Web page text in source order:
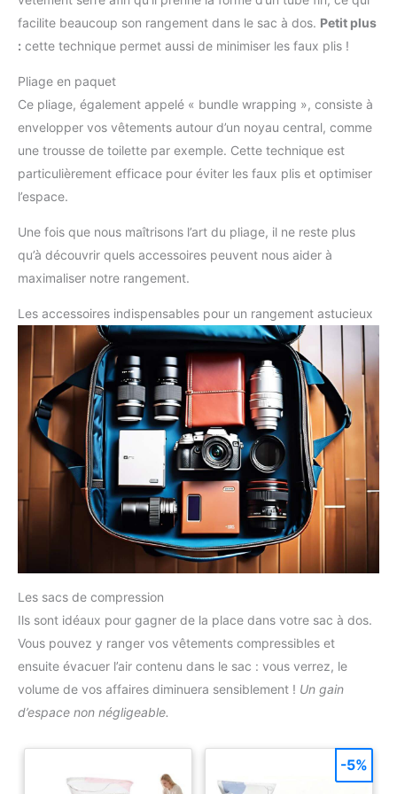
facilite beaucoup son rangement dans le sac à dos. Petit plus
: cette technique permet aussi de minimiser les faux plis !
Pliage en paquet
Ce pliage, également appelé « bundle wrapping », consiste à
envelopper vos vêtements autour d’un noyau central, comme
une trousse de toilette par exemple. Cette technique est
particulièrement efficace pour éviter les faux plis et optimiser
l’espace.
Une fois que nous maîtrisons l’art du pliage, il ne reste plus
qu’à découvrir quels accessoires peuvent nous aider à
maximaliser notre rangement.
Les accessoires indispensables pour un rangement astucieux
Les sacs de compression
Ils sont idéaux pour gagner de la place dans votre sac à dos.
Vous pouvez y ranger vos vêtements compressibles et
ensuite évacuer l’air contenu dans le sac : vous verrez, le
volume de vos affaires diminuera sensiblement ! Un gain
d’espace non négligeable.
-5%